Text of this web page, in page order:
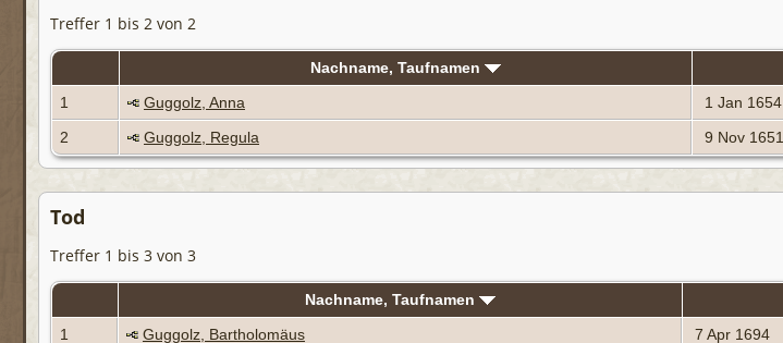
Treffer 1 bis 2 von 2
Nachname, Taufnamen
1
Guggolz, Anna 1 Jan 1654
2
Guggolz, Regula 9 Nov 1651
Tod
Treffer 1 bis 3 von 3
Nachname, Taufnamen
1
Guggolz, Bartholomäus 7 Apr 1694